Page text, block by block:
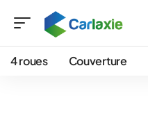
4 roues Couverture